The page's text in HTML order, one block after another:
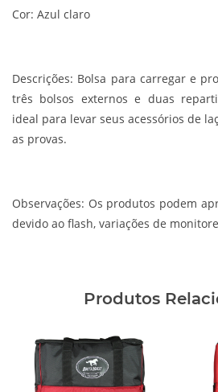
Cor: Azul claro
Descrições: Bolsa para carregar e
três bolsos externos e duas
ideal para levar seus acessórios de
as provas.
Observações: Os produtos podem
devido ao flash, variações de
Produtos